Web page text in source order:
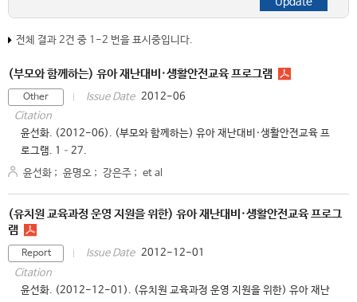
전체 결과 2건 중 1-2 번을 표시중입니다.
(부모와 함께하는) 유아 재난대비·생활안전교육 프로그램
Other Issue Date 2012-06
Citation
윤선화. (2012-06). (부모와 함께하는) 유아 재난대비·생활안전교육 프
로그램. 1–27.
윤선화 ; 윤명오 ; 강은주 ; et al
(유치원 교육과정 운영 지원을 위한) 유아 재난대비·생활안전교육 프로그
램
Report Issue Date 2012-12-01
Citation
윤선화. (2012-12-01). (유치원 교육과정 운영 지원을 위한) 유아 재난